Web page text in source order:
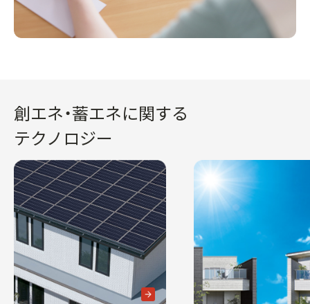
創エネ・蓄エネに関する
テクノロジー